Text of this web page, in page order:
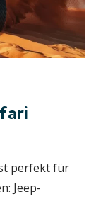
perfekt für
Jeep-